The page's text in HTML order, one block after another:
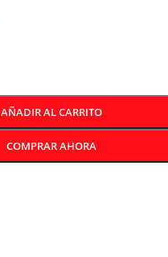
AÑADIR AL CARRITO
COMPRAR AHORA